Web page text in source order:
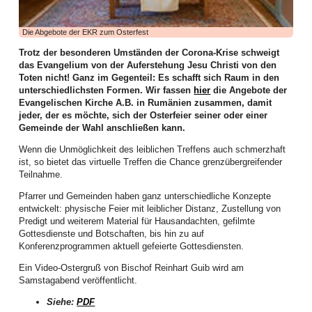
Langfristige Beziehungen, die auch glücklich sind, leben von vielen
Dingen: Vertrauen, Geduld, Humor – und manchmal auch von der
Fähigkeit, sich immer wieder neu zu orientieren. Paare, die viele Jahre
miteinander unterwegs sind, wissen: Liebe ist nicht nur Gefühl. Sie ist
auch Entscheidung, Übung und manchmal sogar Arbeit.
Paare, die ihren Glauben gemeinsam leben und in ihren Alltag integrieren,
berichten häufig von einer besonderen Stabilität und Tiefe in ihrer Beziehung.
Das bedeutet nicht, dass gläubige Paare automatisch konfliktfrei leben oder
dass Glaube ein Garant für eine perfekte Ehe wäre. Aber er kann eine
Ressource sein – eine Kraftquelle, die Beziehungen trägt, gerade wenn das
Leben kompliziert wird.
Mehr als nur Spiritualität: Glaube im gelebten Alltag
Erfahrung gemeint. Christlicher Glaube hat immer auch mit gelebtem Leben
zu tun – mit Entscheidungen, mit Verantwortung und mit der Art, wie wir
einander begegnen.
Martin Luther hat diesen Zusammenhang einmal zugespitzt formuliert: „Bete,
nütze.“ Diese Haltung schützt vor zwei Extremen. Sie bewahrt davor,
Probleme einfach wegzuspiritualisieren – und sie verhindert gleichzeitig, dass
wir glauben, alles allein tragen zu müssen.
Die Abgebote der EKR zum Osterfest
Trotz der besonderen Umständen der Corona-Krise schweigt
das Evangelium von der Auferstehung Jesu Christi von den
Toten nicht! Ganz im Gegenteil: Es schafft sich Raum in den
unterschiedlichsten Formen. Wir fassen hier die Angebote der
Evangelischen Kirche A.B. in Rumänien zusammen, damit
jeder, der es möchte, sich der Osterfeier seiner oder einer
Gemeinde der Wahl anschließen kann.
Wenn die Unmöglichkeit des leiblichen Treffens auch schmerzhaft
ist, so bietet das virtuelle Treffen die Chance grenzübergreifender
Teilnahme.
Pfarrer und Gemeinden haben ganz unterschiedliche Konzepte
entwickelt: physische Feier mit leiblicher Distanz, Zustellung von
Predigt und weiterem Material für Hausandachten, gefilmte
Gottesdienste und Botschaften, bis hin zu auf
Konferenzprogrammen aktuell gefeierte Gottesdiensten.
Ein Video-Ostergruß von Bischof Reinhart Guib wird am
Samstagabend veröffentlicht.
Siehe:PDF